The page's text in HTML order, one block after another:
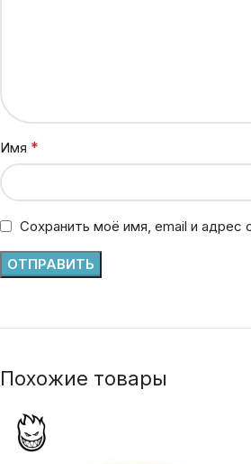
Имя *
Сохранить моё имя, email и
Похожие товары